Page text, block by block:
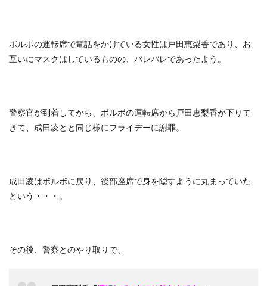
ボルボの運転席で電話をかけている女性は戸田恵梨香であり、お
互いにマスクはしているものの、バレバレであったよう。
警察官が到着してから、ボルボの運転席から戸田恵梨香が下りて
きて、成田凌とと同じ様にフライデーに謝罪。
成田凌はボルボに戻り、後部座席で身を隠すように丸まっていた
という・・・。
その後、警察とのやり取りで、